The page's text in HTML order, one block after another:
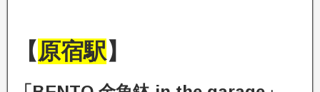
【原宿駅】